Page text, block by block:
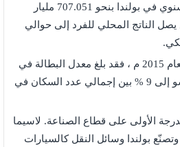
يقدر الناتج المحلي السنوي في بولندا بنحو 707.051 مليار
الناتج المحلي للفرد إلى حوالي
بحسب إحصائية تعود لعام 2015 م ، فقد بلغ معدل البطالة في
بولندا، وعاصمتها وارسو إلى 9 % بين إجمالي عدد السكان في
الأولى على قطاع الصناعة. لاسيما
وتصنّع بولندا وسائل النقل كالسيارات